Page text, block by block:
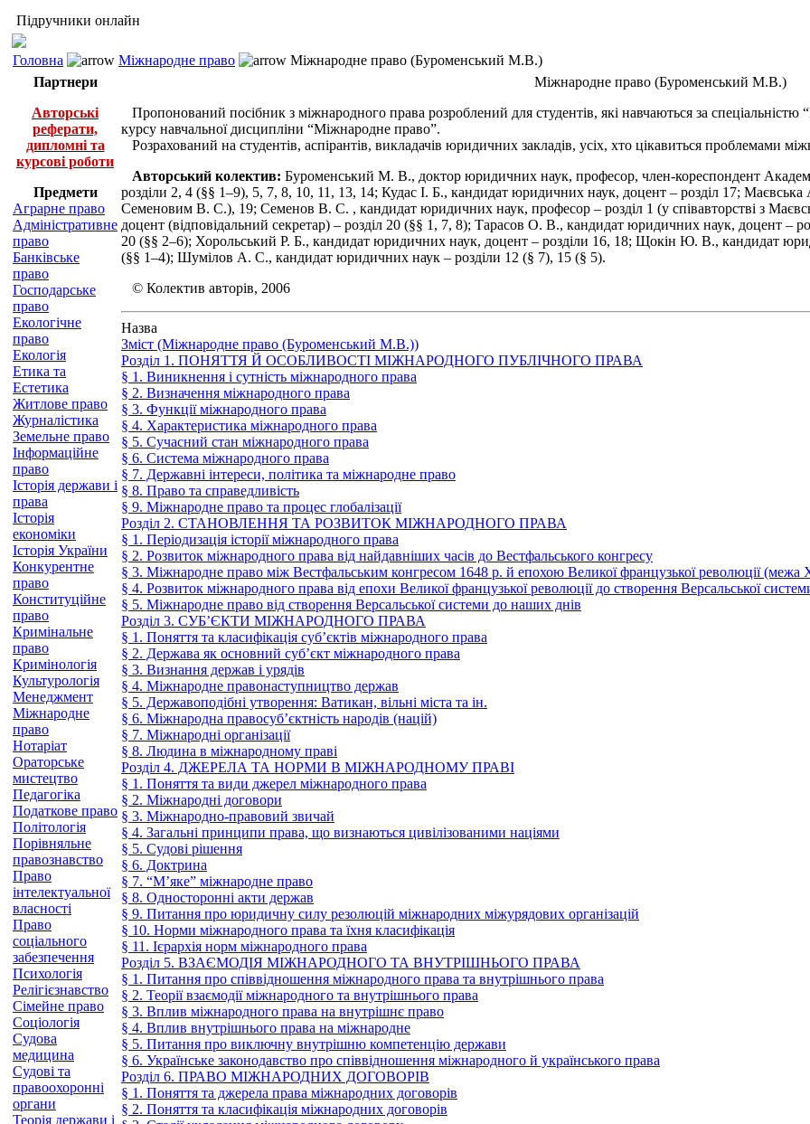
Підручники онлайн
Головна Міжнародне право
Міжнародне право (Буроменський М.В.)
Партнери
Авторські
реферати,
дипломні та
курсові роботи
Предмети
Аграрне право
Адміністративне
право
Банківське
право
Господарське
право
Екологічне
право
Екологія
Етика та
Естетика
Житлове право
Журналістика
Земельне право
Інформаційне
право
Історія держави і
права
Історія
економіки
Історія України
Конкурентне
право
Конституційне
право
Кримінальне
право
Кримінологія
Культурологія
Менеджмент
Міжнародне
право
Нотаріат
Ораторське
мистецтво
Педагогіка
Податкове право
Політологія
Порівняльне
правознавство
Право
інтелектуальної
власності
Право
соціального
забезпечення
Психологія
Релігієзнавство
Сімейне право
Соціологія
Судова
медицина
Судові та
правоохоронні
органи
Теорія держави і
Міжнародне право (Буроменський М.В.)
Пропонований посібник з міжнародного права розроблений для студентів, які навчаються за
курсу навчальної дисципліни “Міжнародне право”.
Розрахований на студентів, аспірантів, викладачів юридичних закладів, усіх, хто цікавиться проблемами
Авторський колектив: Буроменський М. В., доктор юридичних наук, професор, член-кореспондент
розділи 2, 4 (§§ 1–9), 5, 7, 8, 10, 11, 13, 14; Кудас І. Б., кандидат юридичних наук, доцент – розділ 17;
Семеновим В. С.), 19; Семенов В. С. , кандидат юридичних наук, професор – розділ 1 (у співавторстві з
доцент (відповідальний секретар) – розділ 20 (§§ 1, 7, 8); Тарасов О. В., кандидат юридичних наук, доцент –
20 (§§ 2–6); Хорольський Р. Б., кандидат юридичних наук, доцент – розділи 16, 18; Щокін Ю. В., кандидат
(§§ 1–4); Шумілов А. С., кандидат юридичних наук – розділи 12 (§ 7), 15 (§ 5).
© Колектив авторів, 2006
Назва
Зміст (Міжнародне право (Буроменський М.В.))
Розділ 1. ПОНЯТТЯ Й ОСОБЛИВОСТІ МІЖНАРОДНОГО ПУБЛІЧНОГО ПРАВА
§ 1. Виникнення і сутність міжнародного права
§ 2. Визначення міжнародного права
§ 3. Функції міжнародного права
§ 4. Характеристика міжнародного права
§ 5. Сучасний стан міжнародного права
§ 6. Система міжнародного права
§ 7. Державні інтереси, політика та міжнародне право
§ 8. Право та справедливість
§ 9. Міжнародне право та процес глобалізації
Розділ 2. СТАНОВЛЕННЯ ТА РОЗВИТОК МІЖНАРОДНОГО ПРАВА
§ 1. Періодизація історії міжнародного права
§ 2. Розвиток міжнародного права від найдавніших часів до Вестфальського конгресу
§ 3. Міжнародне право між Вестфальським конгресом 1648 р. й епохою Великої французької революції
§ 4. Розвиток міжнародного права від епохи Великої французької революції до створення Версальської
§ 5. Міжнародне право від створення Версальської системи до наших днів
Розділ 3. СУБ’ЄКТИ МІЖНАРОДНОГО ПРАВА
§ 1. Поняття та класифікація суб’єктів міжнародного права
§ 2. Держава як основний суб’єкт міжнародного права
§ 3. Визнання держав і урядів
§ 4. Міжнародне правонаступництво держав
§ 5. Державоподібні утворення: Ватикан, вільні міста та ін.
§ 6. Міжнародна правосуб’єктність народів (націй)
§ 7. Міжнародні організації
§ 8. Людина в міжнародному праві
Розділ 4. ДЖЕРЕЛА ТА НОРМИ В МІЖНАРОДНОМУ ПРАВІ
§ 1. Поняття та види джерел міжнародного права
§ 2. Міжнародні договори
§ 3. Міжнародно-правовий звичай
§ 4. Загальні принципи права, що визнаються цивілізованими націями
§ 5. Судові рішення
§ 6. Доктрина
§ 7. “М’яке” міжнародне право
§ 8. Односторонні акти держав
§ 9. Питання про юридичну силу резолюцій міжнародних міжурядових організацій
§ 10. Норми міжнародного права та їхня класифікація
§ 11. Ієрархія норм міжнародного права
Розділ 5. ВЗАЄМОДІЯ МІЖНАРОДНОГО ТА ВНУТРІШНЬОГО ПРАВА
§ 1. Питання про співвідношення міжнародного права та внутрішнього права
§ 2. Теорії взаємодії міжнародного та внутрішнього права
§ 3. Вплив міжнародного права на внутрішнє право
§ 4. Вплив внутрішнього права на міжнародне
§ 5. Питання про виключну внутрішню компетенцію держави
§ 6. Українське законодавство про співвідношення міжнародного й українського права
Розділ 6. ПРАВО МІЖНАРОДНИХ ДОГОВОРІВ
§ 1. Поняття та джерела права міжнародних договорів
§ 2. Поняття та класифікація міжнародних договорів